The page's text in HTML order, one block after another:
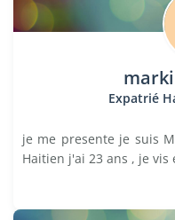
Expatrié
je me presente je suis
Haitien j'ai 23 ans , je vis